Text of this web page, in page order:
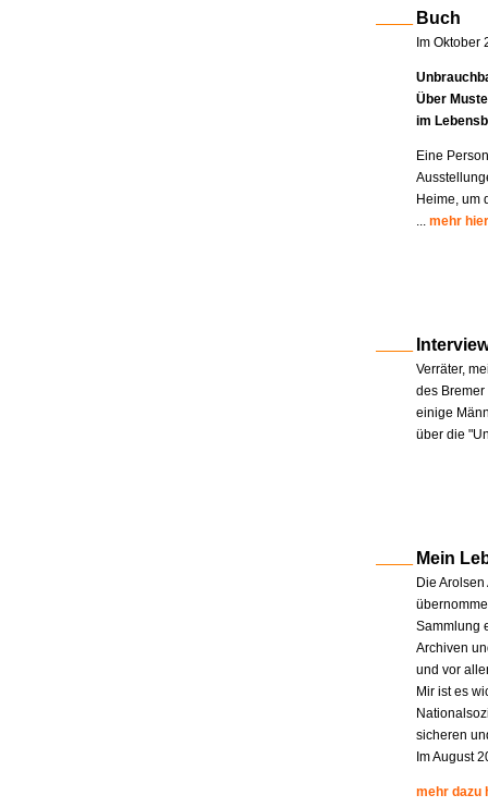
Buch
Im Oktober
Über
im
Eine
Heime, um
... mehr hier
Verräter,
des
einige
über die
Mein
Die
Sammlung
Archiven
und vor
Mir ist es
sicheren
Im August
mehr dazu